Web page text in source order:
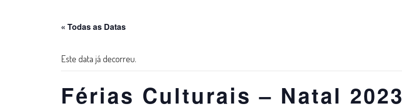
« Todas as Datas
Este data já decorreu.
Férias Culturais – Natal 2023